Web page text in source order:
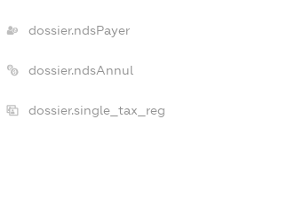
dossier.ndsPayer
dossier.ndsAnnul
dossier.single_tax_reg